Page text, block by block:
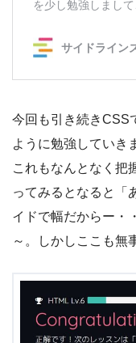
今回も引き続きCSS
ように勉強していき
これもなんとなく把
ってみるとなると「
イドで幅だからー・
～。しかしここも無